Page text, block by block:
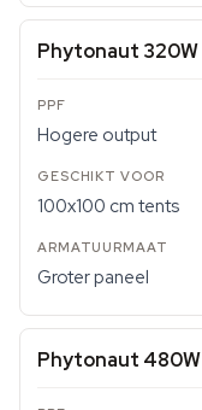
Phytonaut 320W
Hogere output
100x100 cm tents
Groter paneel
Phytonaut 480W